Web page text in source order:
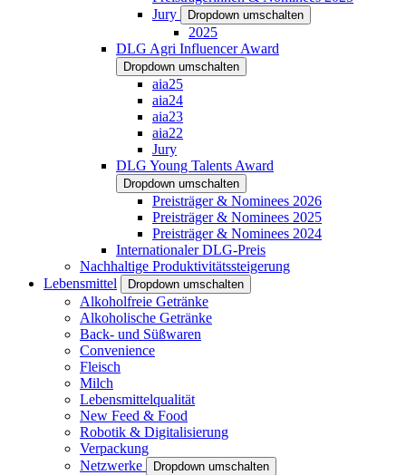
Jury
Dropdown umschalten
2025
DLG Agri Influencer Award
Dropdown umschalten
aia25
aia24
aia23
aia22
Jury
DLG Young Talents Award
Dropdown umschalten
Preisträger & Nominees 2026
Preisträger & Nominees 2025
Preisträger & Nominees 2024
Internationaler DLG-Preis
Nachhaltige Produktivitätssteigerung
Lebensmittel
Dropdown umschalten
Alkoholfreie Getränke
Alkoholische Getränke
Back- und Süßwaren
Convenience
Fleisch
Milch
Lebensmittelqualität
New Feed & Food
Robotik & Digitalisierung
Verpackung
Netzwerke
Dropdown umschalten